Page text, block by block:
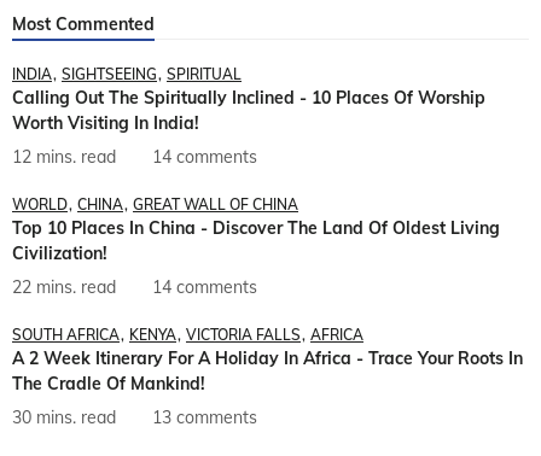
Most Commented
INDIA SIGHTSEEING SPIRITUAL
Calling Out The Spiritually Inclined - 10 Places Of Worship
Worth Visiting In India!
12 mins. read
14 comments
WORLD CHINA GREAT WALL OF CHINA
Top 10 Places In China - Discover The Land Of Oldest Living
Civilization!
22 mins. read
14 comments
SOUTH AFRICA KENYA VICTORIA FALLS AFRICA
A 2 Week Itinerary For A Holiday In Africa - Trace Your Roots In
The Cradle Of Mankind!
30 mins. read
13 comments